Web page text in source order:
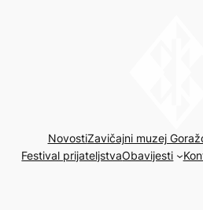
NovostiZavičajni muzej
Festival prijateljstvaObavijesti